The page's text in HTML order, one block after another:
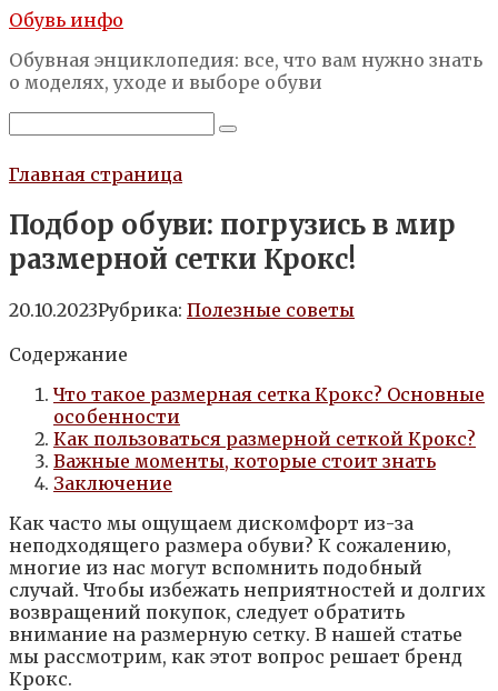
Перейти
контенту
Обувь инфо
Обувная энциклопедия: все, что вам нужно знать
о моделях, уходе и выборе обуви
Главная страница
Подбор обуви: погрузись в мир
размерной сетки Крокс!
20.10.2023Рубрика: Полезные советы
Содержание
Что такое размерная сетка Крокс? Основные
особенности
Как пользоваться размерной сеткой Крокс?
Важные моменты, которые стоит знать
Заключение
Как часто мы ощущаем дискомфорт из-за
неподходящего размера обуви? К сожалению,
многие из нас могут вспомнить подобный
случай. Чтобы избежать неприятностей и долгих
возвращений покупок, следует обратить
внимание на размерную сетку. В нашей статье
мы рассмотрим, как этот вопрос решает бренд
Крокс.